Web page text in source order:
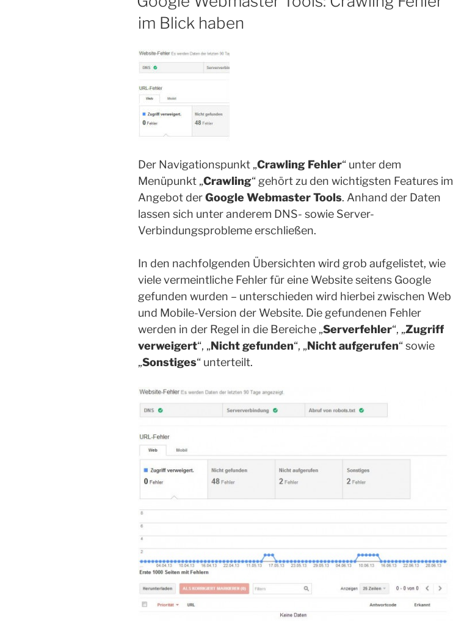
im Blick haben
Der Navigationspunkt „Crawling Fehler“ unter dem
Menüpunkt „Crawling“ gehört zu den wichtigsten Features im
Angebot derGoogle Webmaster Tools. Anhand der Daten
lassen sich unter anderem DNS- sowie Server-
Verbindungsprobleme erschließen.
In den nachfolgenden Übersichten wird grob aufgelistet, wie
viele vermeintliche Fehler für eine Website seitens Google
gefunden wurden – unterschieden wird hierbei zwischen Web
und Mobile-Version der Website. Die gefundenen Fehler
werden in der Regel in die Bereiche „Serverfehler“, „Zugriff
verweigert“, „Nicht gefunden“, „Nicht aufgerufen“ sowie
„Sonstiges“ unterteilt.